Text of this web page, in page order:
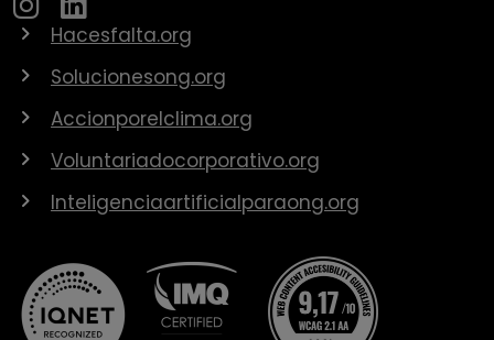
Hacesfalta.org
Solucionesong.org
Accionporelclima.org
Voluntariadocorporativo.org
Inteligenciaartificialparaong.org